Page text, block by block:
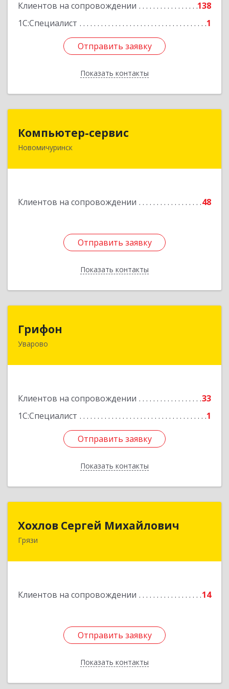
Клиентов на сопровождении
138
1С:Специалист
1
Отправить заявку
Показать контакты
Отправить заявку
Назад
Компьютер-сервис
Новомичуринск
Клиентов на сопровождении 48
Отправить заявку
Показать контакты
391160, Рязанская обл, Пронский р-н,
Подробнее
Отправить заявку
Назад
Грифон
Уварово
Клиентов на сопровождении
33
1С:Специалист
1
Отправить заявку
Показать контакты
393461, Тамбовская обл, Уварово г, Южная ул,
Отправить заявку
Назад
Хохлов Сергей Михайлович
Грязи
Клиентов на сопровождении 14
Отправить заявку
Показать контакты
Хохлов Сергей Михайлович
Отправить заявку
Назад